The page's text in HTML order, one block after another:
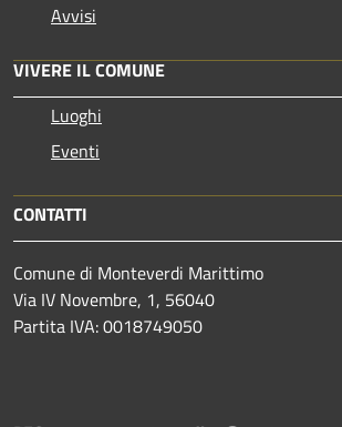
Avvisi
VIVERE IL COMUNE
Luoghi
Eventi
CONTATTI
Comune di Monteverdi Marittimo
Via IV Novembre, 1, 56040
Partita IVA: 0018749050